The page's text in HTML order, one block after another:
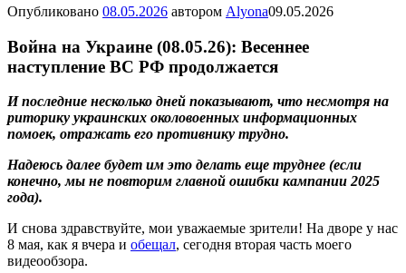
Опубликовано 08.05.2026 автором Alyona09.05.2026
Война на Украине (08.05.26): Весеннее
наступление ВС РФ продолжается
И последние несколько дней показывают, что несмотря на
риторику украинских околовоенных информационных
помоек, отражать его противнику трудно.
Надеюсь далее будет им это делать еще труднее (если
конечно, мы не повторим главной ошибки кампании 2025
года).
И снова здравствуйте, мои уважаемые зрители! На дворе у нас
8 мая, как я вчера и обещал, сегодня вторая часть моего
видеообзора.